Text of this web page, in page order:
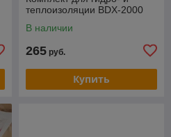
теплоизоляции BDX-2000
В наличии
265 руб.
Купить